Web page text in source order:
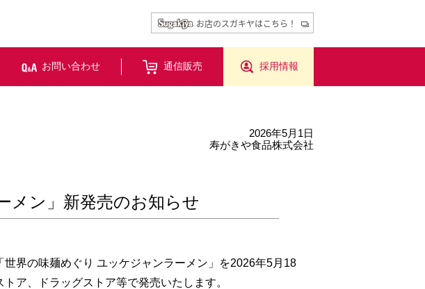
お店のスガキヤはこちら！
お問い合わせ 通信販売 採用情報
2026年5月1日
寿がきや食品株式会社
メン」新発売のお知らせ
界の味麺めぐり ユッケジャンラーメン」を2026年5月18
ア、ドラッグストア等で発売いたします。